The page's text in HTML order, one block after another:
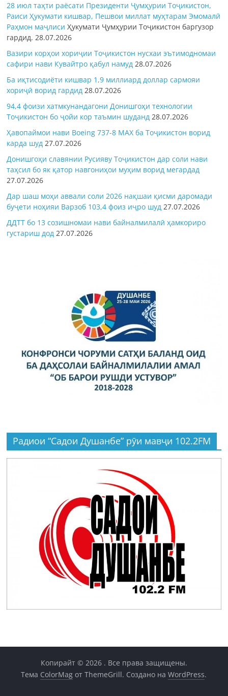
28 июл таҳти раёсати Президенти Ҷумҳурии Тоҷикистон,
Раиси Ҳукумати кишвар, Пешвои миллат муҳтарам Эмомалӣ
Раҳмон маҷлисиҲукумати Ҷумҳурии Тоҷикистон баргузор
гардид.28.07.2026
Вазири корҳои хориҷии Тоҷикистон нусхаи эътимодномаи
сафири нави Кувайтро қабул намуд 28.07.2026
Ба иқтисодиёти кишвар 1,9 миллиард доллар сармояи
хориҷӣ ворид гардид 28.07.2026
94,4 фоизи хатмкунандагони Донишгоҳи технологии
Тоҷикистон бо ҷойи кор таъмин шуданд 28.07.2026
Ҳавопаймои нави Boeing 737-8 MAX ба Тоҷикистон ворид
карда шуд 27.07.2026
Донишгоҳи славянии Русияву Тоҷикистон дар соли нави
таҳсил бо як қатор навгониҳои муҳим ворид мегардад
27.07.2026
Дар шаш моҳи аввали соли 2026 нақшаи қисми даромади
буҷети ноҳияи Варзоб 103,4 фоиз иҷро шуд 27.07.2026
ДДТТ бо 13 созишномаи нави байналмилалӣ ҳамкориро
густариш дод 27.07.2026
Радиои “Садои Душанбе” рӯи мавҷи 102.2FM
Копирайт © 2026 . Все права защищены.
Тема ColorMag от ThemeGrill. Создано наWordPress.